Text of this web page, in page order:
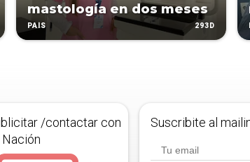
mastología en dos meses
PAÍS 293D
/contactar con
Nación
Suscribite al